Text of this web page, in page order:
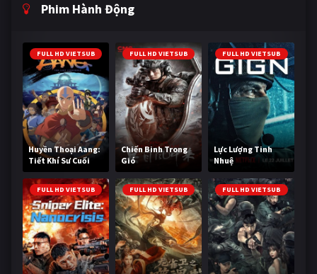
Phim Hành Động
FULL HD VIETSUB
Huyền Thoại Aang:
Tiết Khí Sư Cuối
Cùng
FULL HD VIETSUB
Chiến Binh Trong
Gió
FULL HD VIETSUB
Lực Lượng Tinh
Nhuệ
FULL HD VIETSUB FULL HD VIETSUB FULL HD VIETSUB